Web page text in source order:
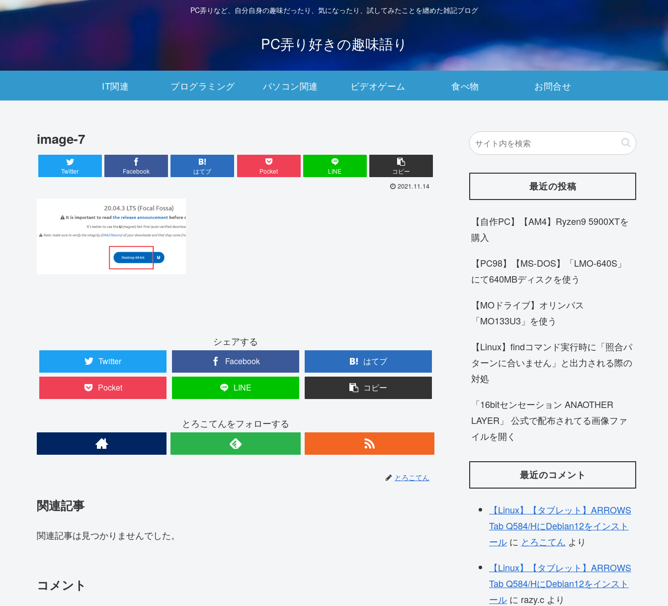
PC弄りなど、自分自身の趣味だったり、気になったり、試してみたことを纏めた雑記ブログ
PC弄り好きの趣味語り
IT関連 プログラミング パソコン関連 ビデオゲーム 食べ物 お問合せ
image-7
Twitter Facebook はてブ Pocket LINE コピー
2021.11.14
シェアする
Twitter Facebook はてブ
Pocket LINE コピー
とろこてんをフォローする
とろこてん
関連記事
関連記事は見つかりませんでした。
コメント
最近の投稿
【自作PC】【AM4】Ryzen9 5900XTを
購入
【PC98】【MS-DOS】「LMO-640S」
にて640MBディスクを使う
【MOドライブ】オリンパス
「MO133U3」を使う
【Linux】findコマンド実行時に「照合パ
ターンに合いません」と出力される際の
対処
「16bitセンセーション ANAOTHER
LAYER」 公式で配布されてる画像ファ
イルを開く
最近のコメント
【Linux】【タブレット】ARROWS
Tab Q584/HにDebian12をインスト
ール に とろこてん より
【Linux】【タブレット】ARROWS
Tab Q584/HにDebian12をインスト
ール に razy.c より